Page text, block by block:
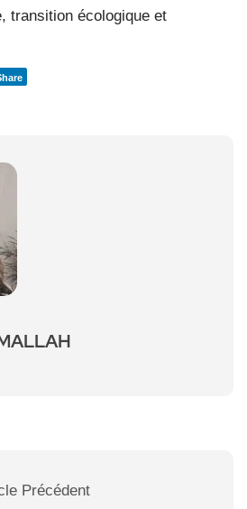
transition écologique et
Précédent